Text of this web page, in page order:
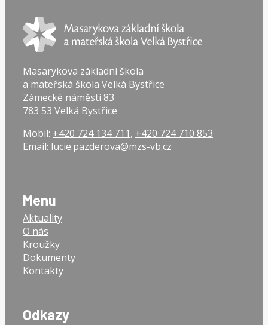
Masarykova základní škola
a mateřská škola Velká Bystřice
Zámecké náměstí 83
783 53 Velká Bystřice
Mobil: +420 724 134 711, +420 724 710 853
Email: lucie.pazderova@mzs-vb.cz
Menu
Aktuality
O nás
Kroužky
Dokumenty
Kontakty
Odkazy